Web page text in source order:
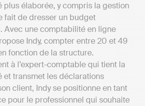
élaborée, y compris la gestion
fait de dresser un budget
Avec une comptabilité en ligne
Indy, compter entre 20 et 49
fonction de la structure.
à l’expert-comptable qui tient la
et transmet les déclarations
client, Indy se positionne en tant
pour le professionnel qui souhaite